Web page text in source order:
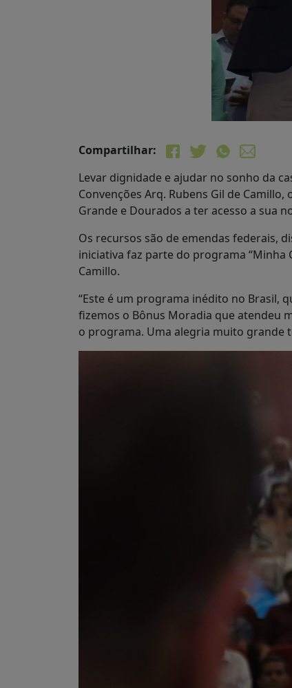
Compartilhar:
Levar dignidade e ajudar no sonho da
Convenções Arq. Rubens Gil de
Grande e Dourados a ter acesso a sua
Os recursos são de emendas federais,
iniciativa faz parte do programa “Minha
Camillo.
“Este é um programa inédito no Brasil,
fizemos o Bônus Moradia que atendeu
o programa. Uma alegria muito grande